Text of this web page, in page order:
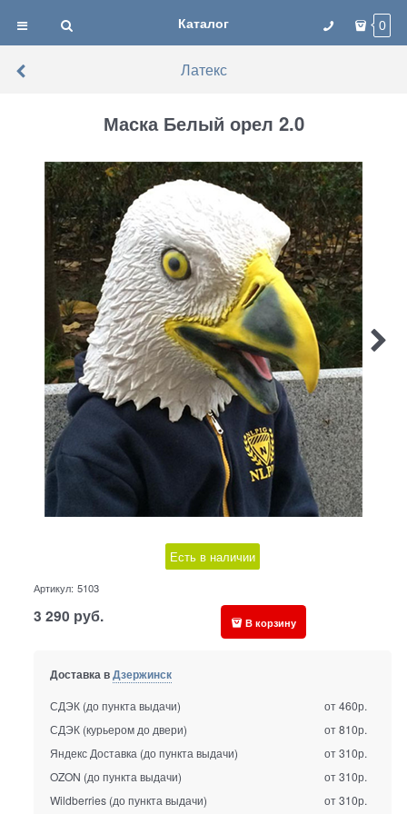
Каталог 0
Латекс
Маска Белый орел 2.0
Есть в наличии
Артикул: 5103
3 290 руб. В корзину
Доставка вДзержинск
СДЭК (до пункта выдачи)
от 460р.
СДЭК (курьером до двери)
от 810р.
Яндекс Доставка (до пункта выдачи)
от 310р.
OZON (до пункта выдачи)
от 310р.
Wildberries (до пункта выдачи)
от 310р.